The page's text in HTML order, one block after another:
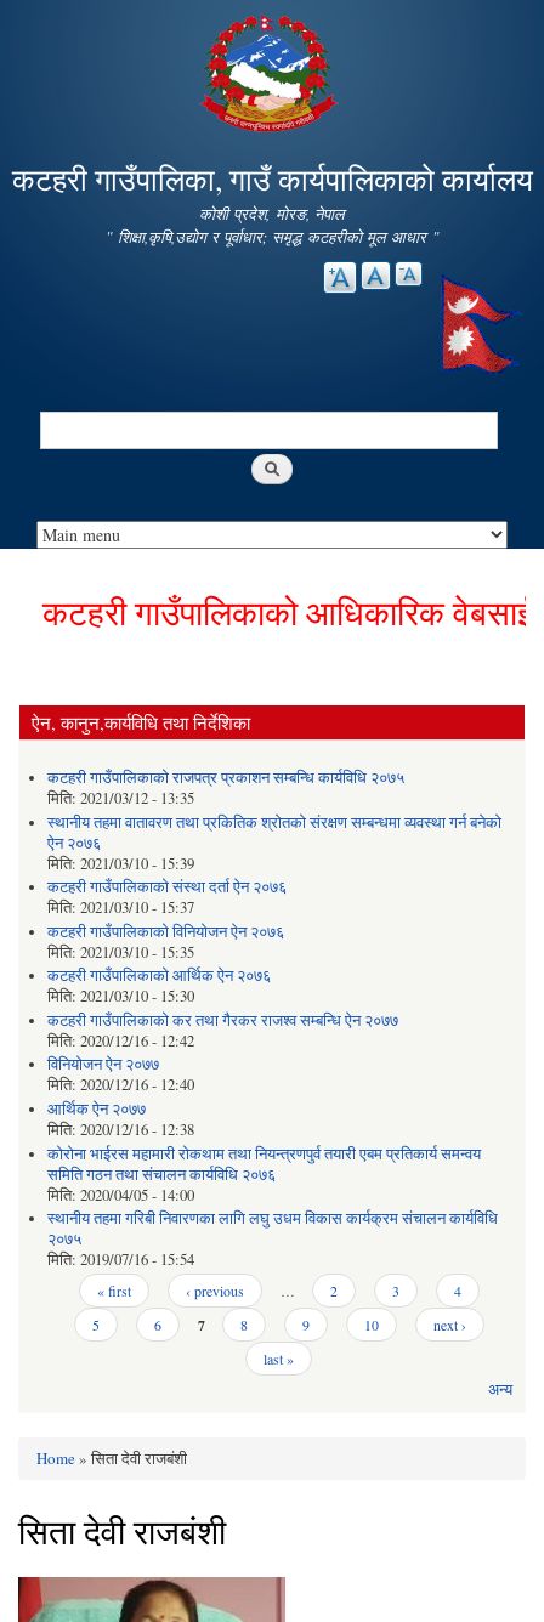
main
content
कटहरी गाउँपालिका, गाउँ कार्यपालिकाको कार्यालय
कोशी प्रदेश, मोरङ, नेपाल
" शिक्षा,कृषि,उद्योग र पूर्वाधार; समृद्ध कटहरीको मूल आधार "
Search
कटहरी गाउँपालिकाको आधिकारिक
ऐन, कानुन,कार्यविधि तथा निर्देशिका
कटहरी गाउँपालिकाको राजपत्र प्रकाशन सम्बन्धि कार्यविधि २०७५
मिति: 2021/03/12 - 13:35
स्थानीय तहमा वातावरण तथा प्रकितिक श्रोतको संरक्षण सम्बन्धमा व्यवस्था गर्न बनेको
ऐन २०७६
मिति: 2021/03/10 - 15:39
कटहरी गाउँपालिकाको संस्था दर्ता ऐन २०७६
मिति: 2021/03/10 - 15:37
कटहरी गाउँपालिकाको विनियोजन ऐन २०७६
मिति: 2021/03/10 - 15:35
कटहरी गाउँपालिकाको आर्थिक ऐन २०७६
मिति: 2021/03/10 - 15:30
कटहरी गाउँपालिकाको कर तथा गैरकर राजश्व सम्बन्धि ऐन २०७७
मिति: 2020/12/16 - 12:42
विनियोजन ऐन २०७७
मिति: 2020/12/16 - 12:40
आर्थिक ऐन २०७७
मिति: 2020/12/16 - 12:38
कोरोना भाईरस महामारी रोकथाम तथा नियन्त्रणपुर्व तयारी एबम प्रतिकार्य समन्वय
समिति गठन तथा संचालन कार्यविधि २०७६
मिति: 2020/04/05 - 14:00
स्थानीय तहमा गरिबी निवारणका लागि लघु उधम विकास कार्यक्रम संचालन कार्यविधि
२०७५
मिति: 2019/07/16 - 15:54
Pages « first ‹ previous … 2 3
4
5
6 7 8 9 10
next ›
last »
अन्य
Home» सिता देवी राजबंशी
सिता देवी राजबंशी